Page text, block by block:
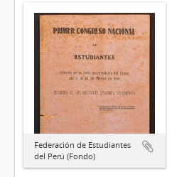
Federación de Estudiantes
del Perú (Fondo)